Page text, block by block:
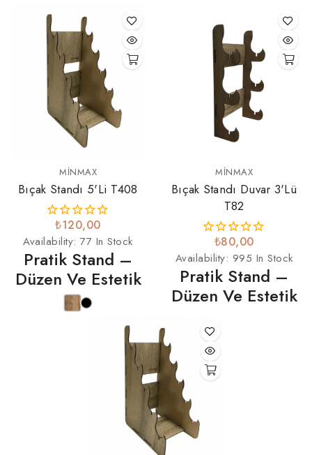
MINMAX
Bıçak Standı 5'li T408
₺120,00
Availability:77 In Stock
Pratik Stand –
Düzen Ve Estetik
MINMAX
Bıçak Standı Duvar 3'lü
T82
₺80,00
Availability: 995 In Stock
Pratik Stand –
Düzen Ve Estetik